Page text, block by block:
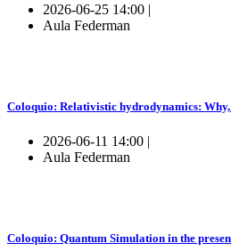
2026-06-25 14:00 |
Aula Federman
Coloquio: Relativistic hydrodynamics: Why,
2026-06-11 14:00 |
Aula Federman
Coloquio: Quantum Simulation in the